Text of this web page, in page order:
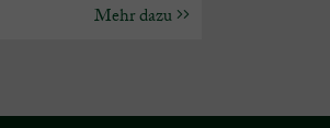
Mehr dazu